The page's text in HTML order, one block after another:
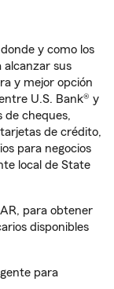
y como los
alcanzar sus
y mejor opción
U.S. Bank® y
de cheques,
de crédito,
para negocios
local de State
para obtener
disponibles
para